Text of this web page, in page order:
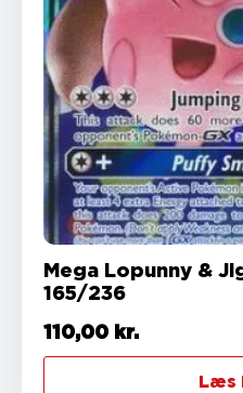
Mega Lopunny &
165/236
110,00 kr.
Læs